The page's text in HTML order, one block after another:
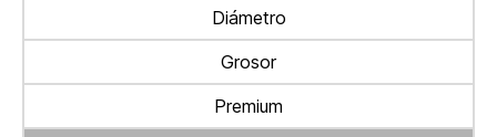
Diámetro
Grosor
Premium